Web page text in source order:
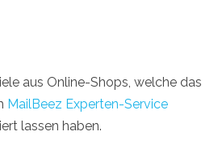
aus Online-Shops, welche das
MailBeez Experten-Service
lassen haben.